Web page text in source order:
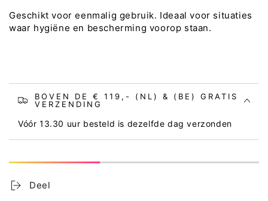
Geschikt voor eenmalig gebruik. Ideaal voor situaties
waar hygiëne en bescherming voorop staan.
BOVEN DE € 119,- (NL) & (BE) GRATIS
VERZENDING
Vóór 13.30 uur besteld is dezelfde dag verzonden
Deel